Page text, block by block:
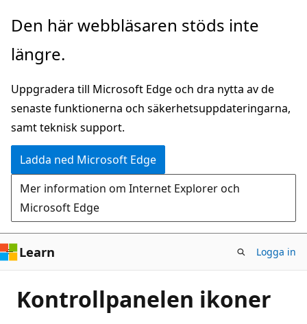
Hoppa
huvudinnehåll
Den här webbläsaren stöds inte
längre.
Uppgradera till Microsoft Edge och dra nytta av de
senaste funktionerna och säkerhetsuppdateringarna,
samt teknisk support.
Ladda ned Microsoft Edge
Mer information om Internet Explorer och
Microsoft Edge
Learn Logga in
Kontrollpanelen ikoner